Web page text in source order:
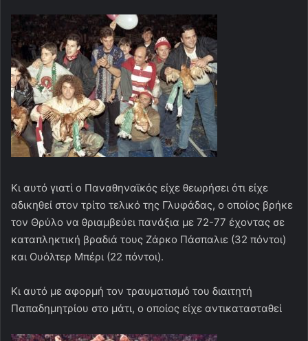
Κι αυτό γιατί ο Παναθηναϊκός είχε θεωρήσει ότι είχε
αδικηθεί στον τρίτο τελικό της Γλυφάδας, ο οποίος βρήκε
τον Θρύλο να θριαμβεύει πανάξια με 72-77 έχοντας σε
καταπληκτική βραδιά τους Ζάρκο Πάσπαλιε (32 πόντοι)
και Ουόλτερ Μπέρι (22 πόντοι).
Κι αυτό με αφορμή τον τραυματισμό του διαιτητή
Παπαδημητρίου στο μάτι, ο οποίος είχε αντικατασταθεί